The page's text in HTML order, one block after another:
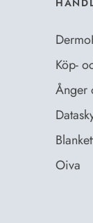
Köp-
Ånger
Oiva